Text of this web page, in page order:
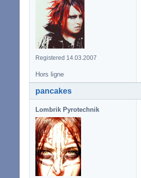
Registered 14.03.2007
Hors ligne
pancakes
Lombrik Pyrotechnik